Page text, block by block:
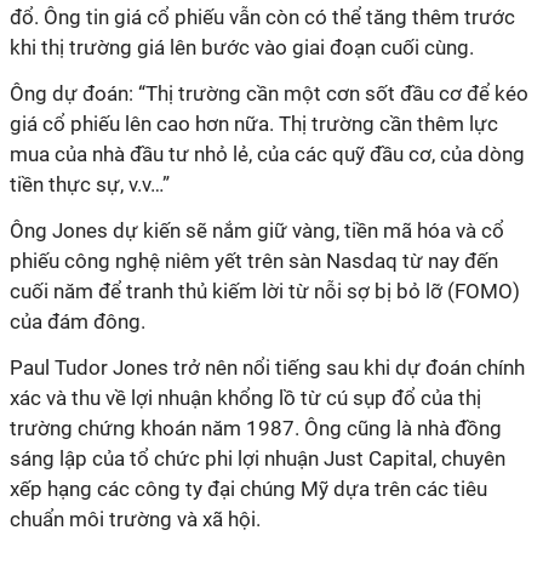
đổ. Ông tin giá cổ phiếu vẫn còn có thể tăng thêm trước
khi thị trường giá lên bước vào giai đoạn cuối cùng.
Ông dự đoán: “Thị trường cần một cơn sốt đầu cơ để kéo
giá cổ phiếu lên cao hơn nữa. Thị trường cần thêm lực
mua của nhà đầu tư nhỏ lẻ, của các quỹ đầu cơ, của dòng
tiền thực sự, v.v…”
Ông Jones dự kiến sẽ nắm giữ vàng, tiền mã hóa và cổ
phiếu công nghệ niêm yết trên sàn Nasdaq từ nay đến
cuối năm để tranh thủ kiếm lời từ nỗi sợ bị bỏ lỡ (FOMO)
của đám đông.
Paul Tudor Jones trở nên nổi tiếng sau khi dự đoán chính
xác và thu về lợi nhuận khổng lồ từ cú sụp đổ của thị
trường chứng khoán năm 1987. Ông cũng là nhà đồng
sáng lập của tổ chức phi lợi nhuận Just Capital, chuyên
xếp hạng các công ty đại chúng Mỹ dựa trên các tiêu
chuẩn môi trường và xã hội.